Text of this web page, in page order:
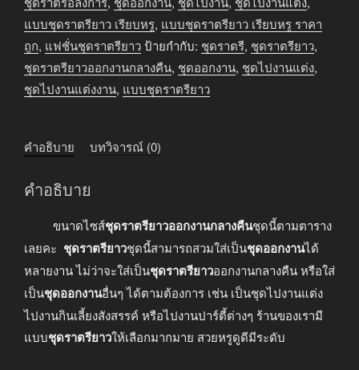
เรียบ
หรู
ชิ้น
แบบชุดราตรียาว เรียบหรู, แบบชุดราตรียาว เรียบหรู ราคา
ถูก, แฟชั่นชุดราตรียาวป้ายกำกับ: ชุดราตรี, ชุดราตรียาว,
ชุดราตรียาวออกงานกลางคืน, ชุดออกงาน, ชุดไปงานแต่ง,
ชุดไปงานแต่งงาน, แบบชุดราตรียาว
คำอธิบาย บทวิจารณ์ (0)
คำอธิบาย
ขนาดไซส์ชุดราตรียาวออกงานกลางคืนชุดนี้ตามตาราง
เลยคะ ชุดราตรียาวชุดนี้สามารถสวมใส่เป็นชุดออกงานได้
หลายงาน ไม่ว่าจะใส่เป็นชุดราตรียาวออกงานกลางคืน หรือใส่
เป็นชุดออกงานอื่นๆ ได้ตามต้องการ เช่น เป็นชุดไปงานแต่ง
ไปงานกินเลี้ยงสังสรรค์ หรือไปงานปาร์ตี้ต่างๆ ร้านของเรามี
แบบชุดราตรียาวให้เลือกมากมาย สวยหรูดูดีมีระดับ